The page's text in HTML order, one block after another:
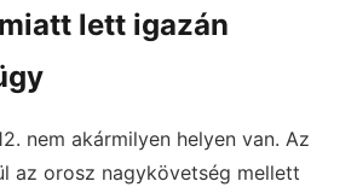
lett igazán
nem akármilyen helyen van. Az
az orosz nagykövetség mellett